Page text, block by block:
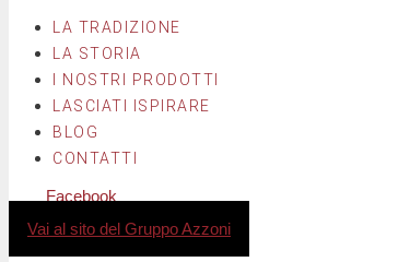
LA TRADIZIONE
LA STORIA
I NOSTRI PRODOTTI
LASCIATI ISPIRARE
BLOG
CONTATTI
Facebook
Vai al sito del Gruppo Azzoni